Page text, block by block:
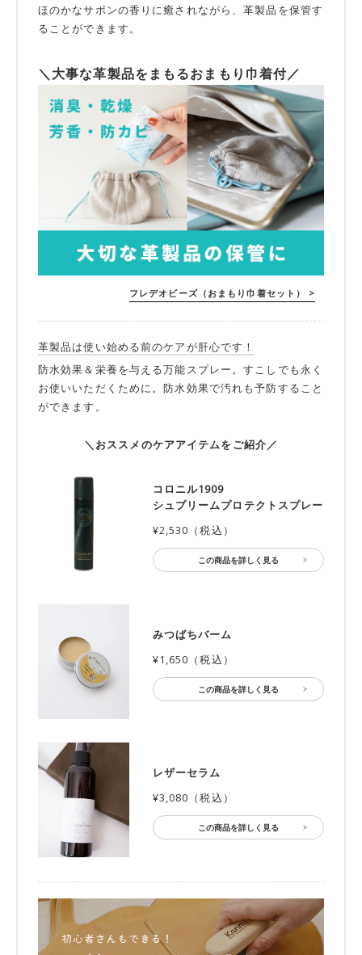
ほのかなサボンの香りに癒されながら、革製品を保管す
ることができます。
＼大事な革製品をまもるおまもり巾着付／
フレデオビーズ（おまもり巾着セット） >
革製品は使い始める前のケアが肝心です！
防水効果＆栄養を与える万能スプレー。すこしでも永く
お使いいただくために。防水効果で汚れも予防すること
ができます。
＼おススメのケアアイテムをご紹介／
コロニル1909
シュプリームプロテクトスプレー
¥2,530（税込）
この商品を詳しく見る
みつばちバーム
¥1,650（税込）
この商品を詳しく見る
レザーセラム
¥3,080（税込）
この商品を詳しく見る